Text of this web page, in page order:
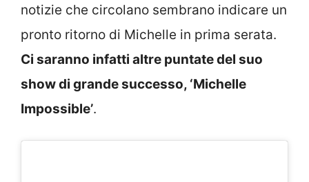
notizie che circolano sembrano indicare un
pronto ritorno di Michelle in prima serata.
Ci saranno infatti altre puntate del suo
show di grande successo, ‘Michelle
Impossible’.